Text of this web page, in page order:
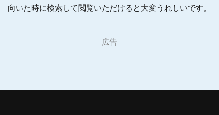
向いた時に検索して閲覧いただけると大変うれしいです。
広告